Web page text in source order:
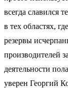
всегда славился
в тех областях,
резервы
производителей
деятельности
уверен Георгий